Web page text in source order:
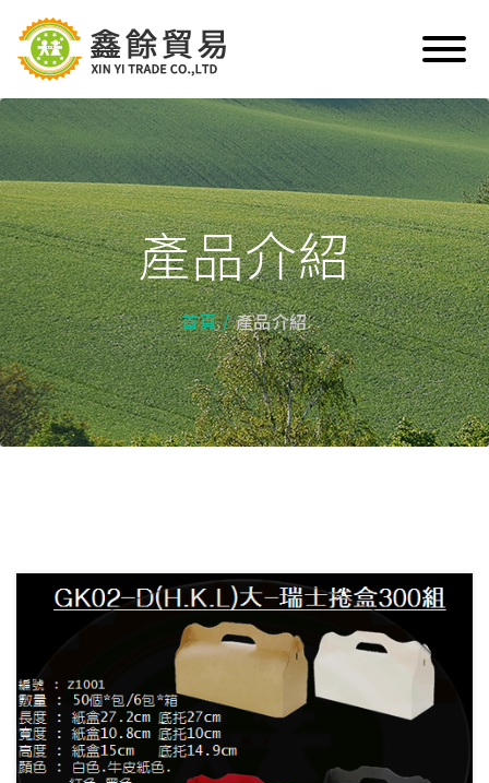
產品介紹
首頁 產品介紹